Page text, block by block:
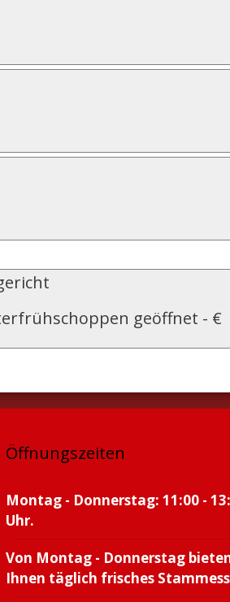
geöffnet - €
Öffnungszeiten
Montag - Donnerstag: 11:00 -
Uhr.
Von Montag - Donnerstag
Ihnen täglich frisches